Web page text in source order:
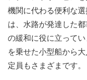
機関に代わる便利な
は、水路が発達した
の緩和に役に立って
を乗せた小型船から
定員もさまざまです。